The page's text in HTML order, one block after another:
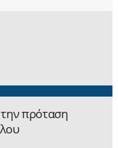
πρόταση